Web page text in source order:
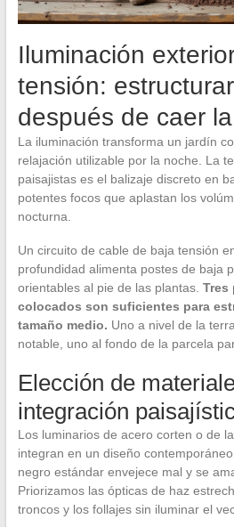
Iluminación
tensión:
después de caer
La iluminación transforma un jardín
relajación utilizable por la noche. La
paisajistas es el balizaje discreto en
potentes focos que aplastan los
nocturna.
Un circuito de cable de baja tensión
profundidad alimenta postes de baja
orientables al pie de las plantas. Tres
colocados son suficientes para
tamaño medio. Uno a nivel de la
notable, uno al fondo de la parcela
Elección de
integración
Los luminarios de acero corten o de
integran en un diseño
negro estándar envejece mal y se
Priorizamos las ópticas de haz
troncos y los follajes sin iluminar el